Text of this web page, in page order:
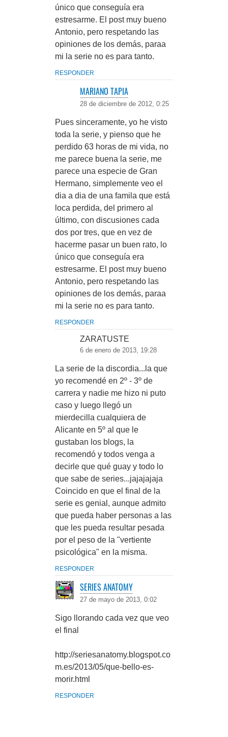
único que conseguía era
estresarme. El post muy bueno
Antonio, pero respetando las
opiniones de los demás, paraa
mi la serie no es para tanto.
RESPONDER
MARIANO TAPIA
28 de diciembre de 2012, 0:25
Pues sinceramente, yo he visto
toda la serie, y pienso que he
perdido 63 horas de mi vida, no
me parece buena la serie, me
parece una especie de Gran
Hermano, simplemente veo el
dia a dia de una famila que está
loca perdida, del primero al
último, con discusiones cada
dos por tres, que en vez de
hacerme pasar un buen rato, lo
único que conseguía era
estresarme. El post muy bueno
Antonio, pero respetando las
opiniones de los demás, paraa
mi la serie no es para tanto.
RESPONDER
ZARATUSTE
6 de enero de 2013, 19:28
La serie de la discordia...la que
yo recomendé en 2º - 3º de
carrera y nadie me hizo ni puto
caso y luego llegó un
mierdecilla cualquiera de
Alicante en 5º al que le
gustaban los blogs, la
recomendó y todos venga a
decirle que qué guay y todo lo
que sabe de series...jajajajaja
Coincido en que el final de la
serie es genial, aunque admito
que pueda haber personas a las
que les pueda resultar pesada
por el peso de la "vertiente
psicológica" en la misma.
RESPONDER
SERIES ANATOMY
27 de mayo de 2013, 0:02
Sigo llorando cada vez que veo
el final
http://seriesanatomy.blogspot.co
m.es/2013/05/que-bello-es-
morir.html
RESPONDER